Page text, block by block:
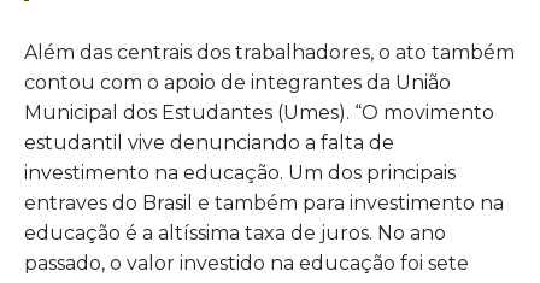
Além das centrais dos trabalhadores, o ato também
contou com o apoio de integrantes da União
Municipal dos Estudantes (Umes). “O movimento
estudantil vive denunciando a falta de
investimento na educação. Um dos principais
entraves do Brasil e também para investimento na
educação é a altíssima taxa de juros. No ano
passado, o valor investido na educação foi sete